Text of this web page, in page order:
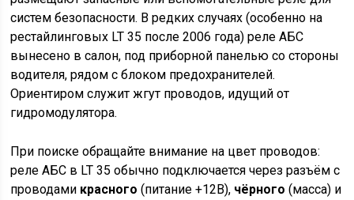
систем безопасности. В редких случаях (особенно на
рестайлинговых LT 35 после 2006 года) реле АБС
вынесено в салон, под приборной панелью со стороны
водителя, рядом с блоком предохранителей.
Ориентиром служит жгут проводов, идущий от
гидромодулятора.
При поиске обращайте внимание на цвет проводов:
реле АБС в LT 35 обычно подключается через разъём с
проводами красного (питание +12В), чёрного (масса) и